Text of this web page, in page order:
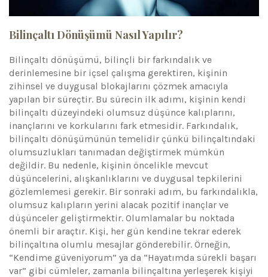
Bilinçaltı Dönüşümü Nasıl Yapılır?
Bilinçaltı dönüşümü, bilinçli bir farkındalık ve
derinlemesine bir içsel çalışma gerektiren, kişinin
zihinsel ve duygusal blokajlarını çözmek amacıyla
yapılan bir süreçtir. Bu sürecin ilk adımı, kişinin kendi
bilinçaltı düzeyindeki olumsuz düşünce kalıplarını,
inançlarını ve korkularını fark etmesidir. Farkındalık,
bilinçaltı dönüşümünün temelidir çünkü bilinçaltındaki
olumsuzlukları tanımadan değiştirmek mümkün
değildir. Bu nedenle, kişinin öncelikle mevcut
düşüncelerini, alışkanlıklarını ve duygusal tepkilerini
gözlemlemesi gerekir. Bir sonraki adım, bu farkındalıkla,
olumsuz kalıpların yerini alacak pozitif inançlar ve
düşünceler geliştirmektir. Olumlamalar bu noktada
önemli bir araçtır. Kişi, her gün kendine tekrar ederek
bilinçaltına olumlu mesajlar gönderebilir. Örneğin,
“Kendime güveniyorum” ya da “Hayatımda sürekli başarı
var” gibi cümleler, zamanla bilinçaltına yerleşerek kişiyi